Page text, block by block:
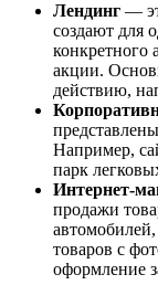
Лендинг —
создают для
конкретного
акции.
действию,
Например,
парк
Интернет-
продажи
товаров с
оформление